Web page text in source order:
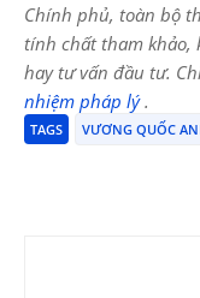
Chính phủ, toàn bộ
tính chất tham khảo,
hay tư vấn đầu tư.
nhiệm pháp lý.
TAGS VƯƠNG QUỐC